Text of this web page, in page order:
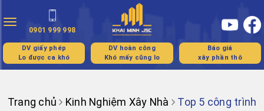
Toggle
navigation
0901 999 998
DV giấy phép
Lo được ca khó
DV hoàn công
Khó mấy cũng lo
Báo giá
xây phần thô
Trang chủ Kinh Nghiệm Xây Nhà
Top 5 công trình